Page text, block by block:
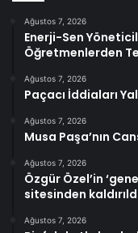
Ağustos 7, 2026
Enerji-Sen
Öğretmenlerden
Ağustos 7, 2026
Paçacı İddiaları
Ağustos 7, 2026
Musa Paşa’nın
Ağustos 7, 2026
Özgür Özel’in
sitesinden
Ağustos 7, 2026